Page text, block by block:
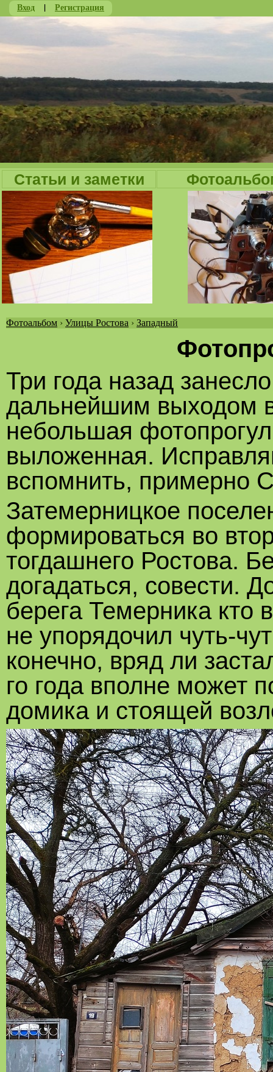
Вход | Регистрация
Статьи и заметки
Фотоальбом › Улицы Ростова › Западный
Три года назад
дальнейшим выходом
небольшая
выложенная.
вспомнить, примерно
Затемерницкое
формироваться во
тогдашнего Ростова.
догадаться, совести.
берега Темерника кто
не упорядочил чуть-
конечно, вряд ли
го года вполне может
домика и стоящей